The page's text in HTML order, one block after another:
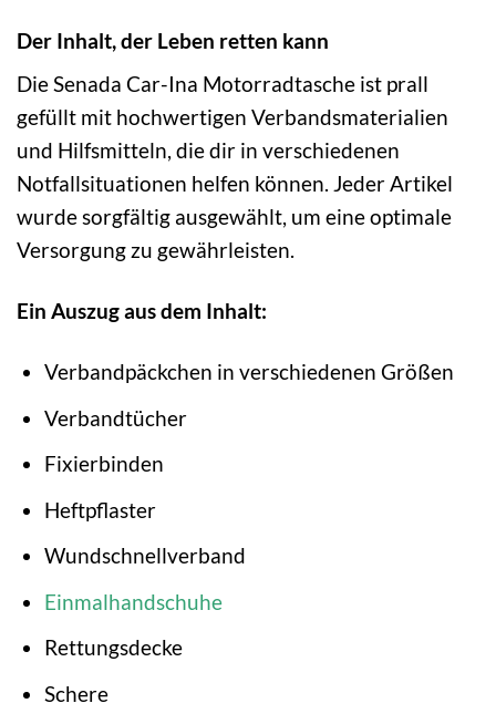
Der Inhalt, der Leben retten kann
Die Senada Car-Ina Motorradtasche ist prall
gefüllt mit hochwertigen Verbandsmaterialien
und Hilfsmitteln, die dir in verschiedenen
Notfallsituationen helfen können. Jeder Artikel
wurde sorgfältig ausgewählt, um eine optimale
Versorgung zu gewährleisten.
Ein Auszug aus dem Inhalt:
Verbandpäckchen in verschiedenen Größen
Verbandtücher
Fixierbinden
Heftpflaster
Wundschnellverband
Einmalhandschuhe
Rettungsdecke
Schere